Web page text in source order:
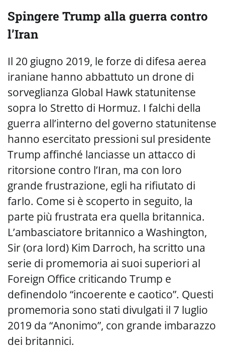
Spingere Trump alla guerra contro
l’Iran
Il 20 giugno 2019, le forze di difesa aerea
iraniane hanno abbattuto un drone di
sorveglianza Global Hawk statunitense
sopra lo Stretto di Hormuz. I falchi della
guerra all’interno del governo statunitense
hanno esercitato pressioni sul presidente
Trump affinché lanciasse un attacco di
ritorsione contro l’Iran, ma con loro
grande frustrazione, egli ha rifiutato di
farlo. Come si è scoperto in seguito, la
parte più frustrata era quella britannica.
L’ambasciatore britannico a Washington,
Sir (ora lord) Kim Darroch, ha scritto una
serie di promemoria ai suoi superiori al
Foreign Office criticando Trump e
definendolo “incoerente e caotico”. Questi
promemoria sono stati divulgati il 7 luglio
2019 da “Anonimo”, con grande imbarazzo
dei britannici.